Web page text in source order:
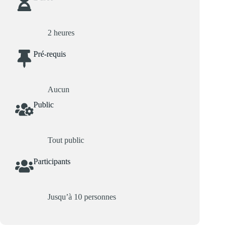
2 heures
Pré-requis
Aucun
Public
Tout public
Participants
Jusqu’à 10 personnes